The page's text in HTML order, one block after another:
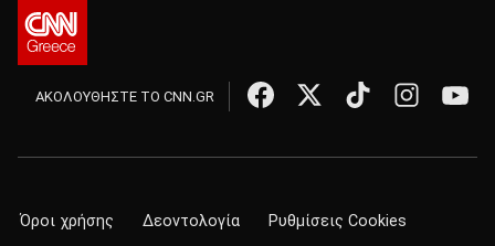
ΑΚΟΛΟΥΘΗΣΤΕ ΤΟ CNN.GR
Όροι χρήσης Δεοντολογία Ρυθμίσεις Cookies